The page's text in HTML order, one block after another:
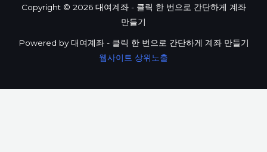
Copyright © 2026 대여계좌 - 클릭 한 번으로 간단하게 계좌
만들기
Powered by 대여계좌 - 클릭 한 번으로 간단하게 계좌 만들기
웹사이트 상위노출